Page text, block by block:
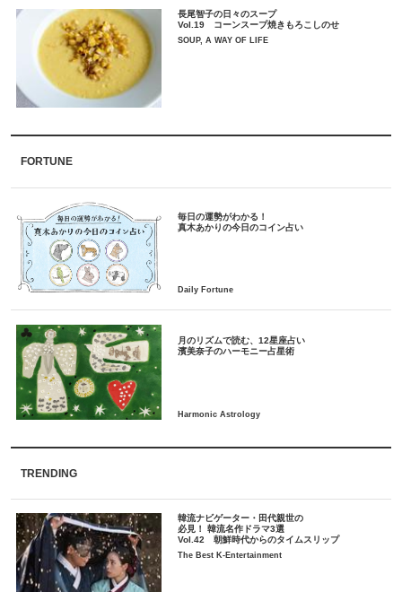
長尾智子の日々のスープ
Vol.19 コーンスープ焼きもろこしのせ
SOUP, A WAY OF LIFE
FORTUNE
毎日の運勢がわかる！
月のリズムで読む、12星座占い
TRENDING
韓流ナビゲーター・田代親世の
必見！ 韓流名作ドラマ3選
Vol.42 朝鮮時代からのタイムスリップ
The Best K-Entertainment